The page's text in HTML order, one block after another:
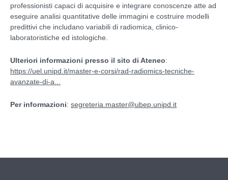
professionisti capaci di acquisire e integrare conoscenze atte ad
eseguire analisi quantitative delle immagini e costruire modelli
predittivi che includano variabili di radiomica, clinico-
laboratoristiche ed istologiche.
Ulteriori informazioni presso il sito di Ateneo:
https://uel.unipd.it/master-e-corsi/rad-radiomics-tecniche-
avanzate-di-a...
Per informazioni: segreteria.master@ubep.unipd.it